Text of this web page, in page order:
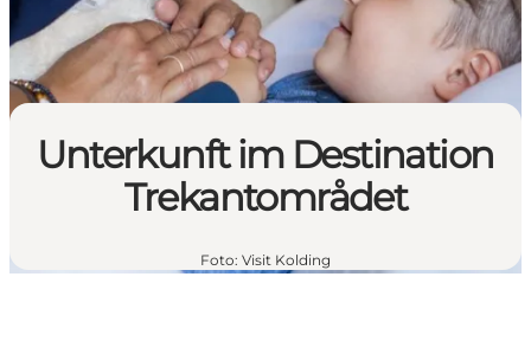
Unterkunft im Destination
Trekantområdet
Foto: Visit Kolding